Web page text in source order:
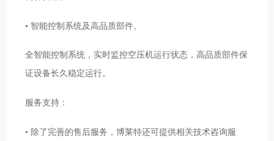
• 智能控制系统及高品质部件。
全智能控制系统，实时监控空压机运行状态，高品质部件保
证设备长久稳定运行。
服务支持：
• 除了完善的售后服务，博莱特还可提供相关技术咨询服